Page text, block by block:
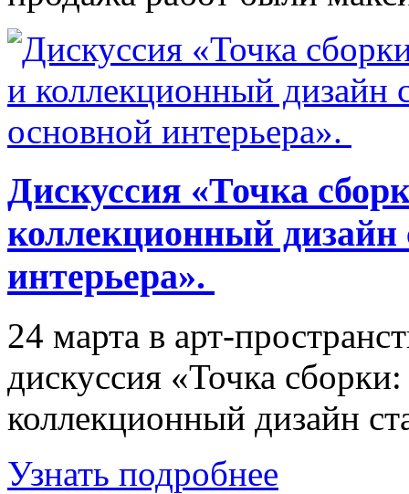
Дискуссия «Точка
коллекционный дизайн
интерьера».
24 марта в арт-
дискуссия «Точка
коллекционный дизайн
Узнать подробнее